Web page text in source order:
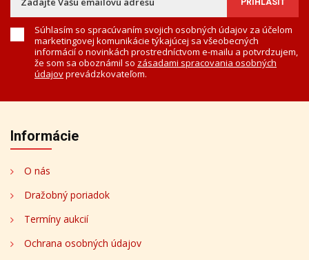
Súhlasím so spracúvaním svojich osobných údajov za účelom
marketingovej komunikácie týkajúcej sa všeobecných
informácií o novinkách prostredníctvom e-mailu a potvrdzujem,
že som sa oboznámil so zásadami spracovania osobných
údajovprevádzkovateľom.
Informácie
O nás
Dražobný poriadok
Termíny aukcií
Ochrana osobných údajov